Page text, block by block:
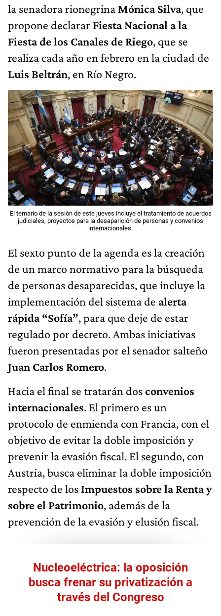
la senadora rionegrina Mónica Silva, que
propone declarar Fiesta Nacional a la
Fiesta de los Canales de Riego, que se
realiza cada año en febrero en la ciudad de
Luis Beltrán, en Río Negro.
El temario de la sesión de este jueves incluye el tratamiento de acuerdos
judiciales, proyectos para la desaparición de personas y convenios
internacionales.
El sexto punto de la agenda es la creación
de un marco normativo para la búsqueda
de personas desaparecidas, que incluye la
implementación del sistema de alerta
rápida “Sofía”, para que deje de estar
regulado por decreto. Ambas iniciativas
fueron presentadas por el senador salteño
Juan Carlos Romero.
Hacia el final se tratarán dosconvenios
internacionales. El primero es un
protocolo de enmienda con Francia, con el
objetivo de evitar la doble imposición y
prevenir la evasión fiscal. El segundo, con
Austria, busca eliminar la doble imposición
respecto de los Impuestos sobre la Renta y
sobre el Patrimonio, además de la
prevención de la evasión y elusión fiscal.
Nucleoeléctrica: la oposición
busca frenar su privatización a
través del Congreso